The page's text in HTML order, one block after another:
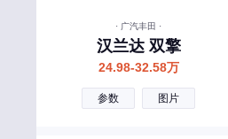
· 广汽丰田 ·
汉兰达 双擎
24.98-32.58万
参数 图片
国吉商用车
哈弗